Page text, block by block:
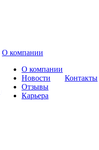
О компании
О компании
Новости
Отзывы
Карьера
Контакты